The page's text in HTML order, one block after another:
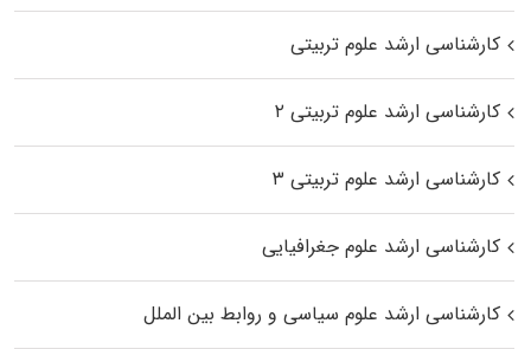
کارشناسی ارشد علوم تربیتی
کارشناسی ارشد علوم تربیتی ۲
کارشناسی ارشد علوم تربیتی ۳
کارشناسی ارشد علوم جغرافیایی
کارشناسی ارشد علوم سیاسی و روابط بین الملل